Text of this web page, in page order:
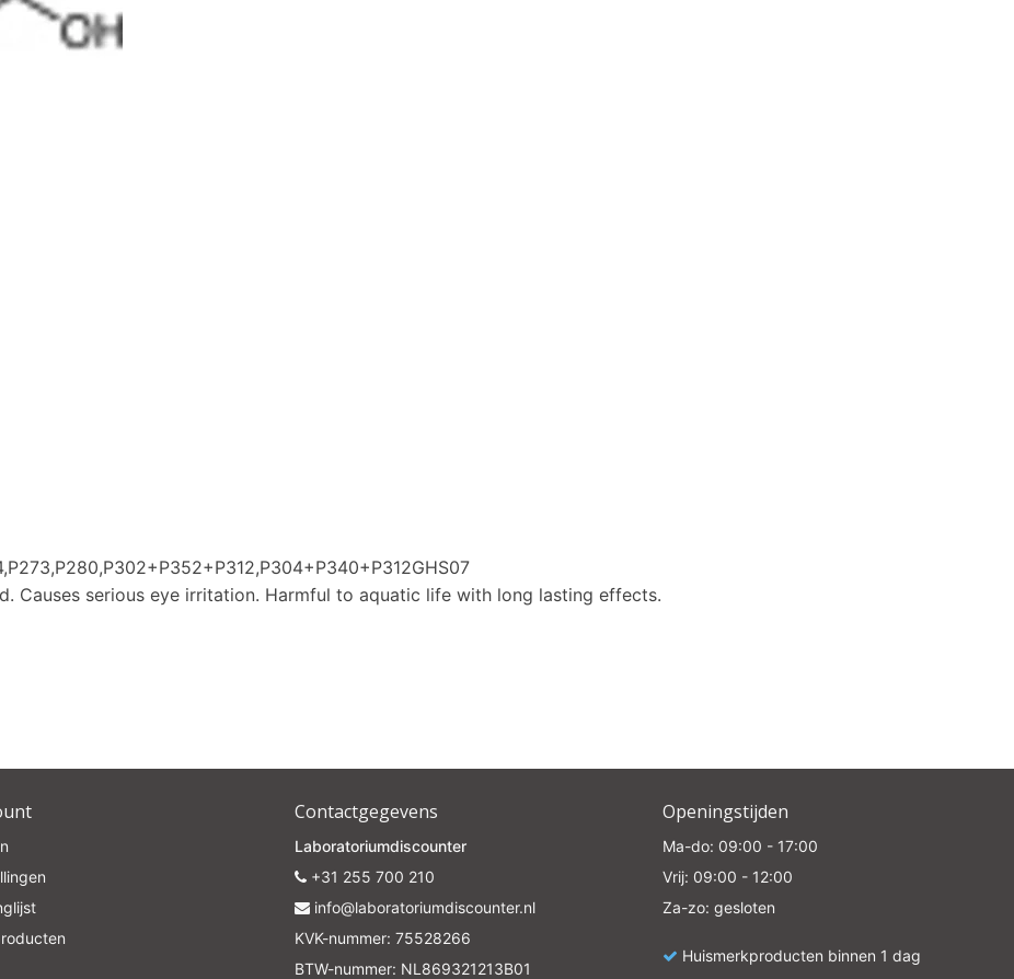
Causes serious eye irritation. Harmful to aquatic life with long lasting effects.
Contactgegevens
Laboratoriumdiscounter
+31 255 700 210
info@laboratoriumdiscounter.nl
KVK-nummer: 75528266
BTW-nummer: NL869321213B01
Openingstijden
Ma-do: 09:00 - 17:00
Vrij: 09:00 - 12:00
Za-zo: gesloten
Huismerkproducten binnen 1 dag